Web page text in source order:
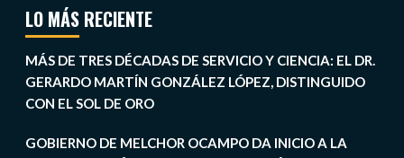
LO MÁS RECIENTE
MÁS DE TRES DÉCADAS DE SERVICIO Y CIENCIA: EL DR.
GERARDO MARTÍN GONZÁLEZ LÓPEZ, DISTINGUIDO
CON EL SOL DE ORO
GOBIERNO DE MELCHOR OCAMPO DA INICIO A LA